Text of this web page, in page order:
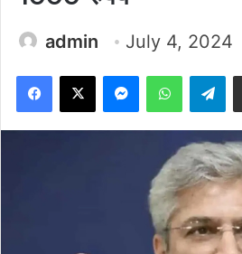
admin July 4, 2024
Facebook
X MessengerWhatsApp